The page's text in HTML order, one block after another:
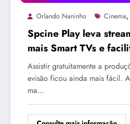
Orlando Naninho Cinema,
Spcine Play leva
mais Smart TVs e
cinema brasileiro
Assistir gratuitamente a
evisão ficou ainda mais fácil.
ma…